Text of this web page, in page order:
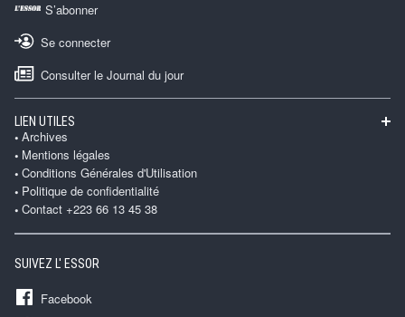
S’abonner
Se connecter
Consulter le Journal du jour
LIEN UTILES
Archives
Mentions légales
Conditions Générales d'Utilisation
Politique de confidentialité
Contact +223 66 13 45 38
SUIVEZ L' ESSOR
Facebook